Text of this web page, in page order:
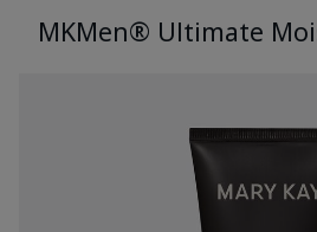
MKMen® Ultimate